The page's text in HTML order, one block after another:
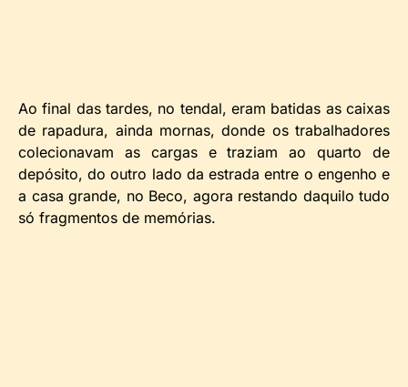
Ao final das tardes, no tendal, eram batidas as caixas
de rapadura, ainda mornas, donde os trabalhadores
colecionavam as cargas e traziam ao quarto de
depósito, do outro lado da estrada entre o engenho e
a casa grande, no Beco, agora restando daquilo tudo
só fragmentos de memórias.